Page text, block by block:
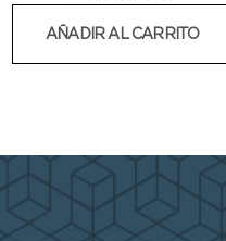
AÑADIR AL CARRITO